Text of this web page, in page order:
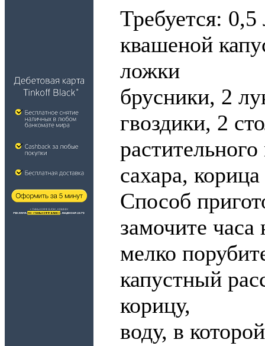
Требуется:
квашеной
ложки
брусники, 2
гвоздики, 2
сахара,
Способ
замочите
мелко
капустный
корицу,
воду, в